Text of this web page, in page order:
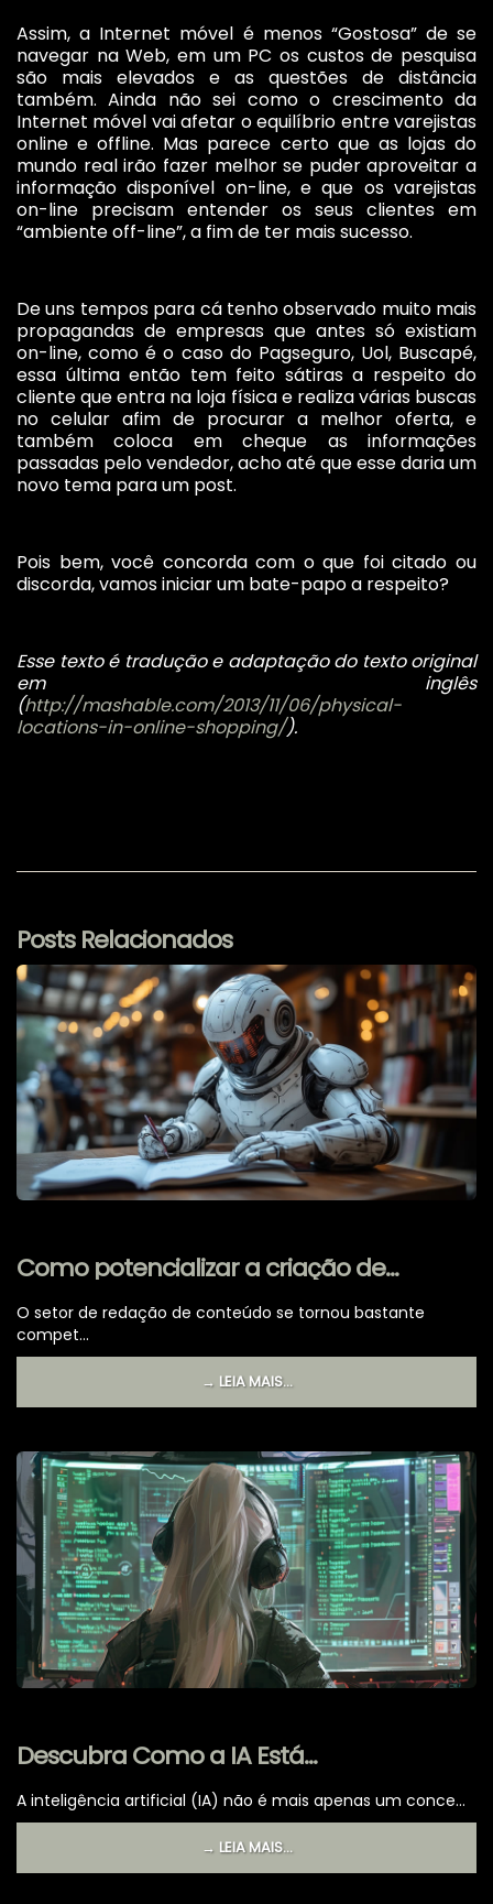
Assim, a Internet móvel é menos “Gostosa” de se
navegar na Web, em um PC os custos de pesquisa
são mais elevados e as questões de distância
também. Ainda não sei como o crescimento da
Internet móvel vai afetar o equilíbrio entre varejistas
online e offline. Mas parece certo que as lojas do
mundo real irão fazer melhor se puder aproveitar a
informação disponível on-line, e que os varejistas
on-line precisam entender os seus clientes em
“ambiente off-line”, a fim de ter mais sucesso.
De uns tempos para cá tenho observado muito mais
propagandas de empresas que antes só existiam
on-line, como é o caso do Pagseguro, Uol, Buscapé,
essa última então tem feito sátiras a respeito do
cliente que entra na loja física e realiza várias buscas
no celular afim de procurar a melhor oferta, e
também coloca em cheque as informações
passadas pelo vendedor, acho até que esse daria um
novo tema para um post.
Pois bem, você concorda com o que foi citado ou
discorda, vamos iniciar um bate-papo a respeito?
Esse texto é tradução e adaptação do texto original
em inglês
(http://mashable.com/2013/11/06/physical-
locations-in-online-shopping/).
Posts Relacionados
Como potencializar a criação de
avançada?
O setor de redação de conteúdo se tornou bastante
compet...
→ LEIA MAIS...
Descubra Como a IA Está
A inteligência artificial (IA) não é mais apenas um conce...
→ LEIA MAIS...